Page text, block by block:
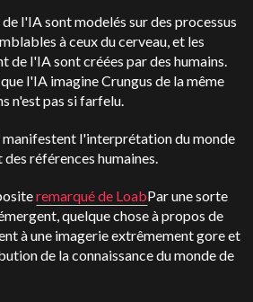
l'IA sont modelés sur des processus
à ceux du cerveau, et les
de l'IA sont créées par des humains.
l'IA imagine Crungus de la même
n'est pas si farfelu.
l'interprétation du monde
références humaines.
remarqué de LoabPar une sorte
quelque chose à propos de
à une imagerie extrêmement gore et
de la connaissance du monde de